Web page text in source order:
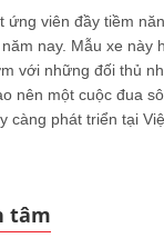
ứng viên đầy tiềm
nay. Mẫu xe này
với những đối thủ
nên một cuộc đua
càng phát triển tại
tâm